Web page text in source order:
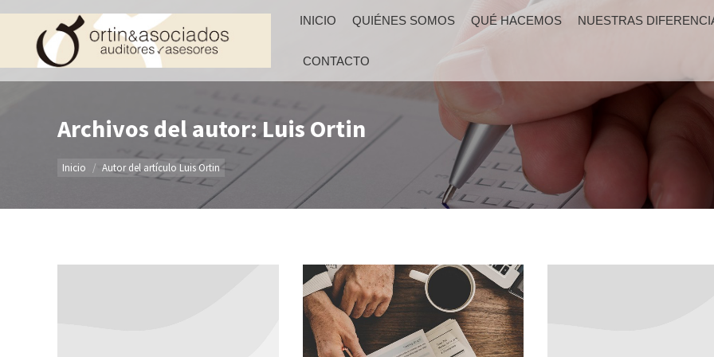
INICIO QUIÉNES SOMOS QUÉ HACEMOS NUESTRAS
CONTACTO
Archivos del autor: Luis Ortin
Inicio Autor del artículo Luis Ortin